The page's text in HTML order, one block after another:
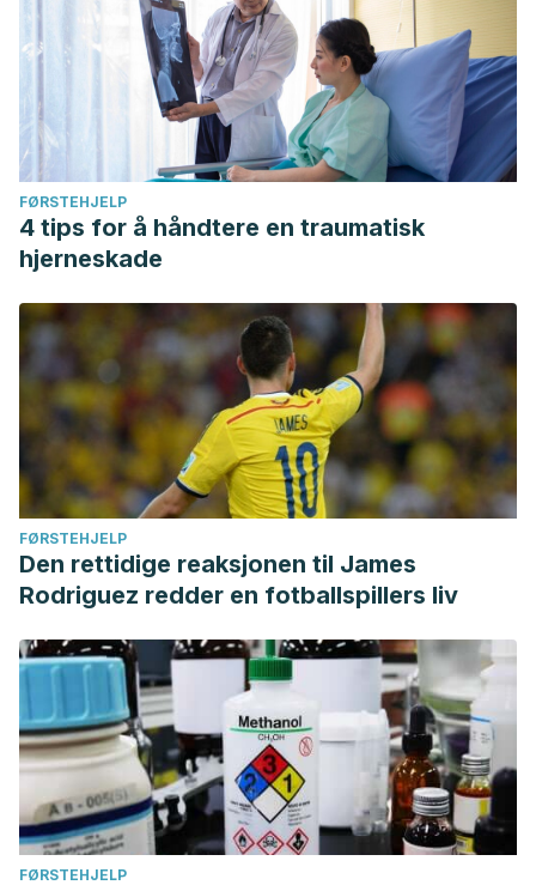
FØRSTEHJELP
4 tips for å håndtere en traumatisk
hjerneskade
FØRSTEHJELP
Den rettidige reaksjonen til James
Rodriguez redder en fotballspillers liv
FØRSTEHJELP